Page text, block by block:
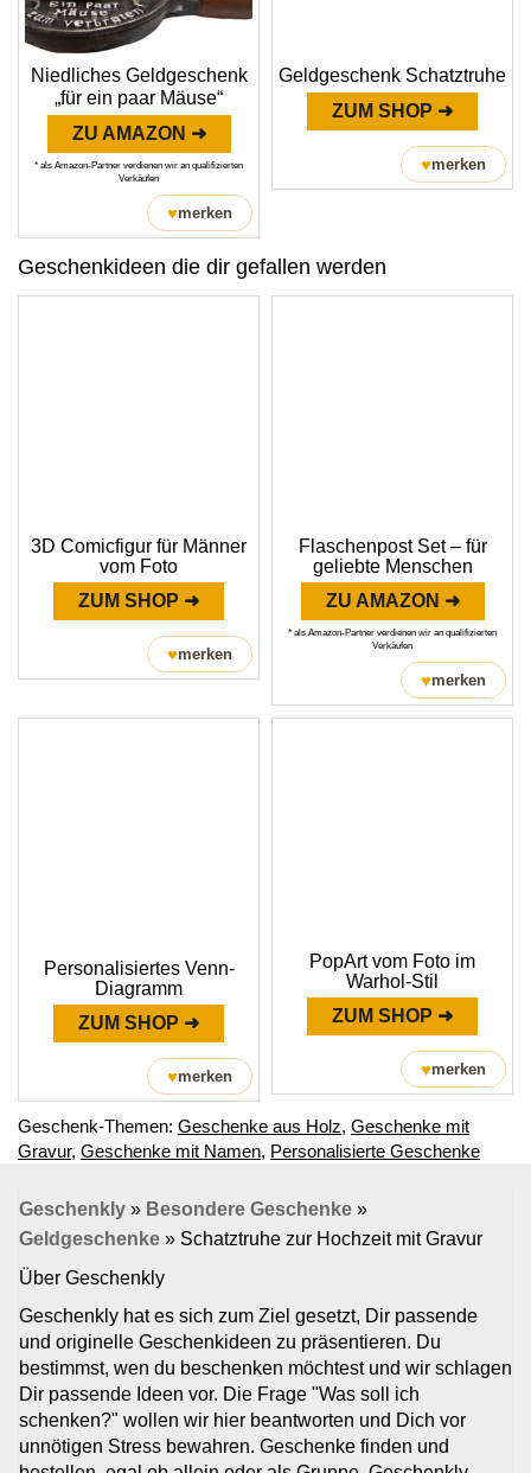
Niedliches Geldgeschenk
„für ein paar Mäuse“
ZU AMAZON ➜
* als Amazon-Partner verdienen wir an qualifizierten
Verkäufen
♥merken
Geldgeschenk Schatztruhe
ZUM SHOP ➜
♥merken
Geschenkideen die dir gefallen werden
3D Comicfigur für Männer
vom Foto
ZUM SHOP ➜
♥merken
Flaschenpost Set – für
geliebte Menschen
ZU AMAZON ➜
* als Amazon-Partner verdienen wir an qualifizierten
Verkäufen
♥merken
Personalisiertes Venn-
Diagramm
ZUM SHOP ➜
♥merken
PopArt vom Foto im
Warhol-Stil
ZUM SHOP ➜
♥merken
Geschenk-Themen: Geschenke aus Holz, Geschenke mit
Gravur, Geschenke mit Namen, Personalisierte Geschenke
Geschenkly » Besondere Geschenke »
Geldgeschenke » Schatztruhe zur Hochzeit mit Gravur
Über Geschenkly
Geschenkly hat es sich zum Ziel gesetzt, Dir passende
und originelle Geschenkideen zu präsentieren. Du
bestimmst, wen du beschenken möchtest und wir schlagen
Dir passende Ideen vor. Die Frage "Was soll ich
schenken?" wollen wir hier beantworten und Dich vor
unnötigen Stress bewahren. Geschenke finden und